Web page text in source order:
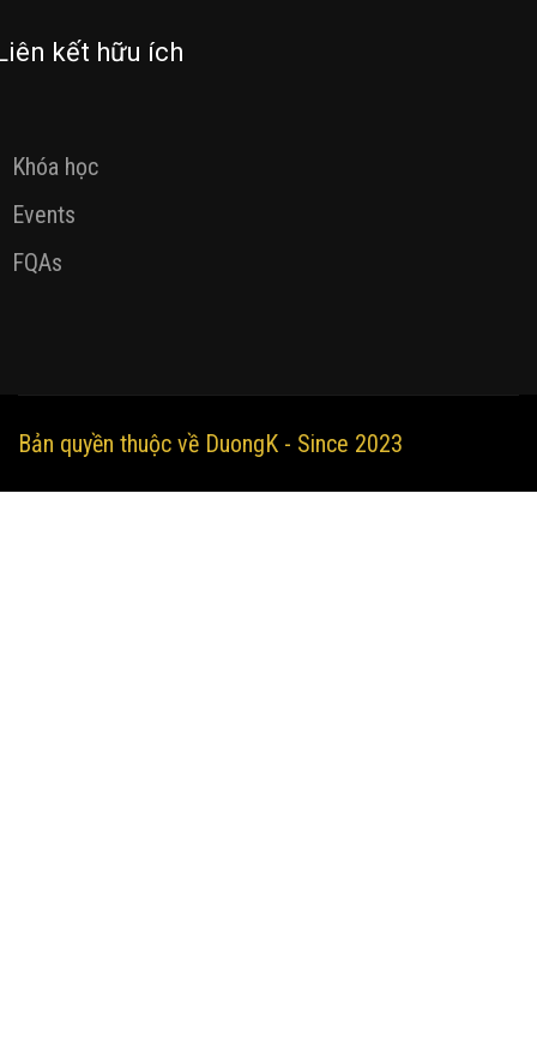
kết hữu ích
Khóa học
Events
FQAs
Bản quyền thuộc về DuongK - Since 2023